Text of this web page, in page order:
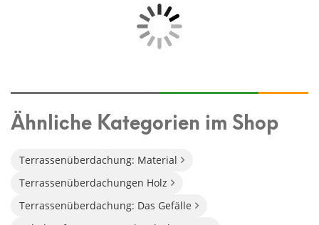
Ähnliche Kategorien im Shop
Terrassenüberdachung: Material
Terrassenüberdachungen Holz
Terrassenüberdachung: Das Gefälle